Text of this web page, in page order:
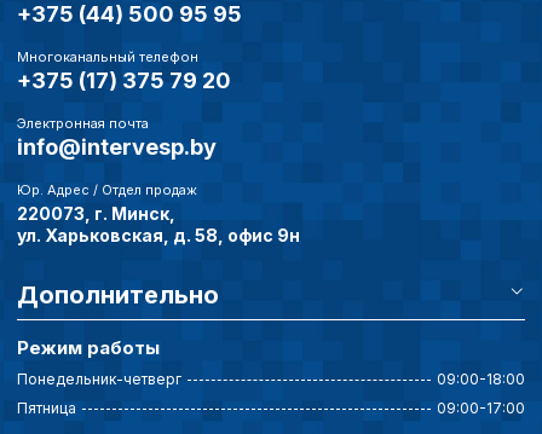
+375 (44) 500 95 95
Многоканальный телефон
+375 (17) 375 79 20
Электронная почта
info@intervesp.by
Юр. Адрес / Отдел продаж
220073, г. Минск,
ул. Харьковская, д. 58, офис 9н
Дополнительно
Режим работы
Понедельник-четверг
09:00-18:00
Пятница
09:00-17:00
Ваш выбор настроек на
путем перехода по
обработки
списком файлов cookie,
описание и сроки